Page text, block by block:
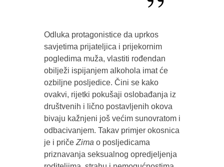
Odluka protagonistice da uprkos
savjetima prijateljica i prijekornim
pogledima muža, vlastiti rođendan
obilježi ispijanjem alkohola imat će
ozbiljne posljedice. Čini se kako
ovakvi, rijetki pokušaji oslobađanja iz
društvenih i lično postavljenih okova
bivaju kažnjeni još većim sunovratom i
odbacivanjem. Takav primjer okosnica
je i priče Zima o posljedicama
priznavanja seksualnog opredjeljenja